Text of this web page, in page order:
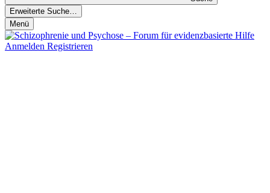
Erweiterte Suche…
Menü
Anmelden Registrieren